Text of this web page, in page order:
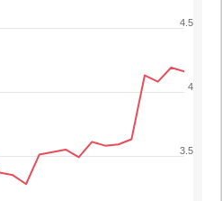
3.5
4
4.5